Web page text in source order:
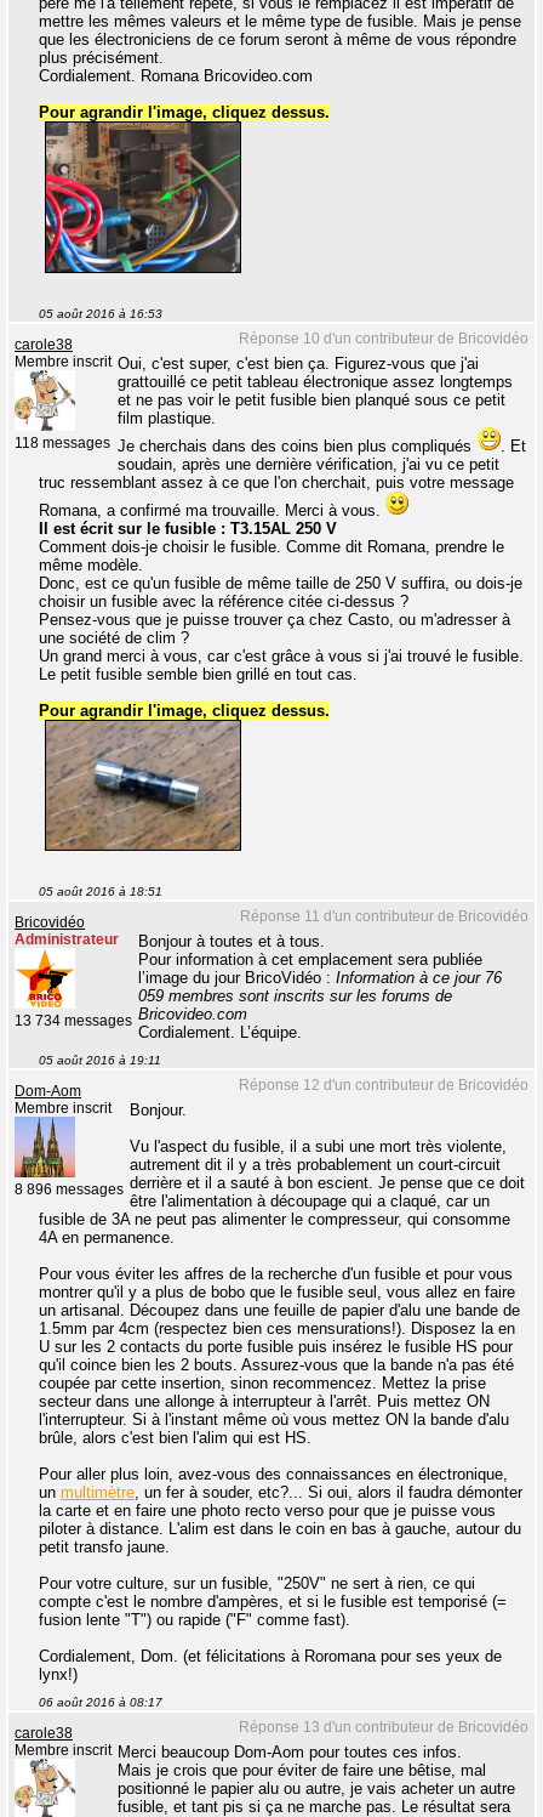
mettre les mêmes valeurs et le même type de fusible. Mais je pense
que les électroniciens de ce forum seront à même de vous répondre
plus précisément.
Cordialement. Romana Bricovideo.com
Pour agrandir l'image, cliquez dessus.
05 août 2016 à 16:53
Réponse 10 d'un contributeur de Bricovidéo
carole38
Membre inscrit
118 messages
Oui, c'est super, c'est bien ça. Figurez-vous que j'ai
grattouillé ce petit tableau électronique assez longtemps
et ne pas voir le petit fusible bien planqué sous ce petit
film plastique.
Je cherchais dans des coins bien plus compliqués
. Et
soudain, après une dernière vérification, j'ai vu ce petit
truc ressemblant assez à ce que l'on cherchait, puis votre message
Romana, a confirmé ma trouvaille. Merci à vous.
Il est écrit sur le fusible : T3.15AL 250 V
Comment dois-je choisir le fusible. Comme dit Romana, prendre le
même modèle.
Donc, est ce qu'un fusible de même taille de 250 V suffira, ou dois-je
choisir un fusible avec la référence citée ci-dessus ?
Pensez-vous que je puisse trouver ça chez Casto, ou m'adresser à
une société de clim ?
Un grand merci à vous, car c'est grâce à vous si j'ai trouvé le fusible.
Le petit fusible semble bien grillé en tout cas.
Pour agrandir l'image, cliquez dessus.
05 août 2016 à 18:51
Réponse 11 d'un contributeur de Bricovidéo
Bricovidéo
Administrateur
13 734 messages
Bonjour à toutes et à tous.
Pour information à cet emplacement sera publiée
l’image du jour BricoVidéo : Information à ce jour 76
059 membres sont inscrits sur les forums de
Bricovideo.com
Cordialement. L’équipe.
05 août 2016 à 19:11
Réponse 12 d'un contributeur de Bricovidéo
Dom-Aom
Membre inscrit
8 896 messages
Bonjour.
Vu l'aspect du fusible, il a subi une mort très violente,
autrement dit il y a très probablement un court-circuit
derrière et il a sauté à bon escient. Je pense que ce doit
être l'alimentation à découpage qui a claqué, car un
fusible de 3A ne peut pas alimenter le compresseur, qui consomme
4A en permanence.
Pour vous éviter les affres de la recherche d'un fusible et pour vous
montrer qu'il y a plus de bobo que le fusible seul, vous allez en faire
un artisanal. Découpez dans une feuille de papier d'alu une bande de
1.5mm par 4cm (respectez bien ces mensurations!). Disposez la en
U sur les 2 contacts du porte fusible puis insérez le fusible HS pour
qu'il coince bien les 2 bouts. Assurez-vous que la bande n'a pas été
coupée par cette insertion, sinon recommencez. Mettez la prise
secteur dans une allonge à interrupteur à l'arrêt. Puis mettez ON
l'interrupteur. Si à l'instant même où vous mettez ON la bande d'alu
brûle, alors c'est bien l'alim qui est HS.
Pour aller plus loin, avez-vous des connaissances en électronique,
un multimètre, un fer à souder, etc?... Si oui, alors il faudra démonter
la carte et en faire une photo recto verso pour que je puisse vous
piloter à distance. L'alim est dans le coin en bas à gauche, autour du
petit transfo jaune.
Pour votre culture, sur un fusible, "250V" ne sert à rien, ce qui
compte c'est le nombre d'ampères, et si le fusible est temporisé (=
fusion lente "T") ou rapide ("F" comme fast).
Cordialement, Dom. (et félicitations à Roromana pour ses yeux de
lynx!)
06 août 2016 à 08:17
Réponse 13 d'un contributeur de Bricovidéo
carole38
Membre inscrit Merci beaucoup Dom-Aom pour toutes ces infos.
Mais je crois que pour éviter de faire une bêtise, mal
positionné le papier alu ou autre, je vais acheter un autre
fusible, et tant pis si ça ne marche pas. Le résultat sera